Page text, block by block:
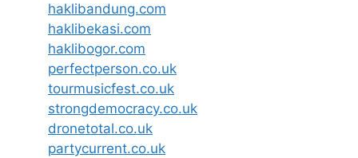
haklibandung.com
haklibekasi.com
haklibogor.com
perfectperson.co.uk
tourmusicfest.co.uk
strongdemocracy.co.uk
dronetotal.co.uk
partycurrent.co.uk